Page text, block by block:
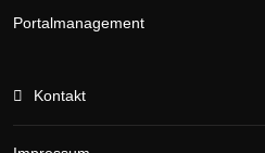
Portalmanagement
Kontakt